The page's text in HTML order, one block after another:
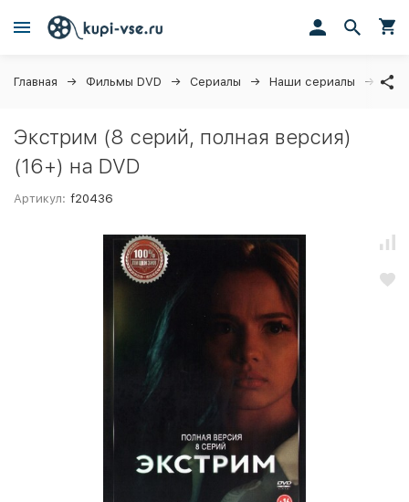
Главная Фильмы DVD Сериалы Наши сериалы
Экстрим (8 серий, полная версия)
(16+) на DVD
Артикул: f20436